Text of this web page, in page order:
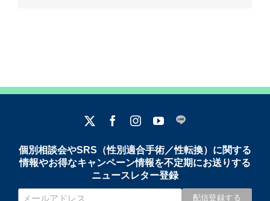
個別相談会やSRS（性別適合手術／性転換）に関する
情報やお得なキャンペーン情報を不定期にお送りする
ニュースレター登録